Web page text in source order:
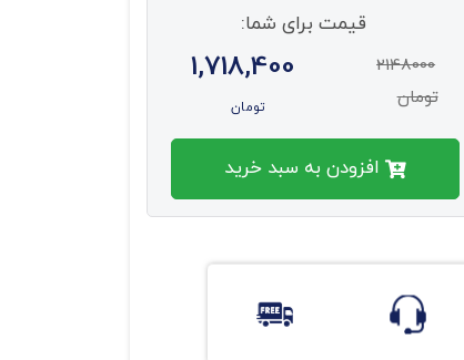
قیمت برای شما:
2148000
تومان
1,718,400
تومان
افزودن به سبد خرید